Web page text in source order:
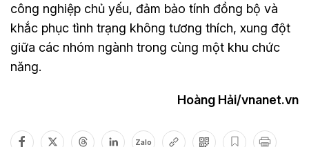
công nghiệp chủ yếu, đảm bảo tính đồng bộ và
khắc phục tình trạng không tương thích, xung đột
giữa các nhóm ngành trong cùng một khu chức
năng.
Hoàng Hải/vnanet.vn
Zalo